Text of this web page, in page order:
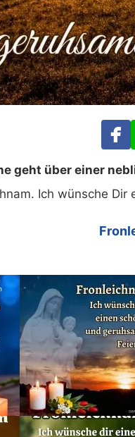
geht über einer
Ich wünsche Dir